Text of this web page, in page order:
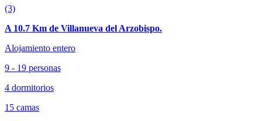
(3)
A 10.7 Km de Villanueva del Arzobispo.
Alojamiento entero
9 - 19 personas
4 dormitorios
15 camas